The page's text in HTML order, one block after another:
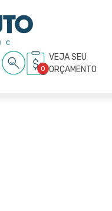
VEJA SEU
ORÇAMENTO
0